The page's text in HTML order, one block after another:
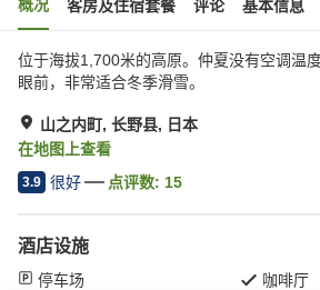
概况 客房及住宿套餐 评论 基本信息
位于海拔1,700米的高原。仲夏没有空调温
眼前，非常适合冬季滑雪。
山之内町, 长野县, 日本
在地图上查看
3.9 很好 点评数: 15
酒店设施
停车场
咖啡厅